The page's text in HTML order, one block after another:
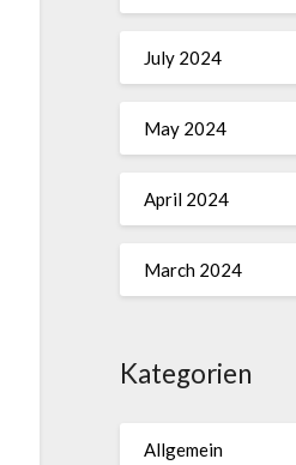
July 2024
May 2024
April 2024
March 2024
Kategorien
Allgemein